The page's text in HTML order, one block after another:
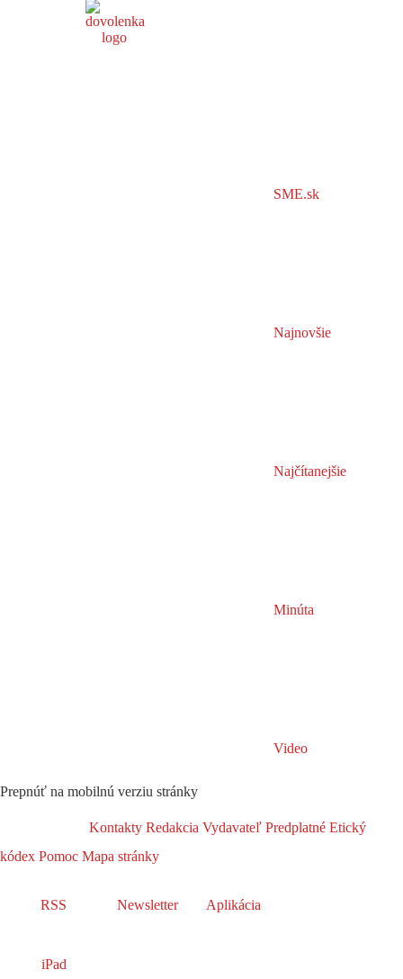
SME.sk
Najnovšie
Najčítanejšie
Minúta
Video
Prepnúť na mobilnú verziu stránky
Kontakty Redakcia Vydavateľ Predplatné Etický
kódex Pomoc Mapa stránky
RSS Newsletter Aplikácia
iPad